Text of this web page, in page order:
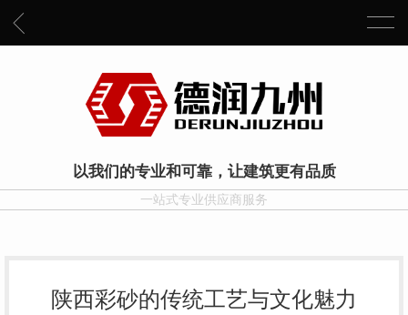
以我们的专业和可靠，让建筑更有品质
一站式专业供应商服务
陕西彩砂的传统工艺与文化魅力